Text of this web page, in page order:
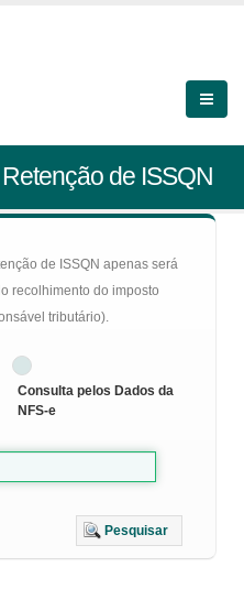
de ISSQN
de ISSQN apenas será
recolhimento do imposto
tributário).
Consulta pelos Dados da
NFS-e
Pesquisar